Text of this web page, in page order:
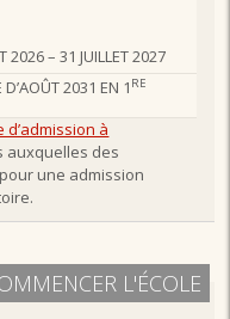
2026 – 31 JUILLET 2027
D’AOÛT 2031 EN 1 RE
d’admission à
auxquelles des
une admission
L'ÉCOLE